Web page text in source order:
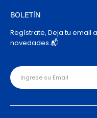
BOLETÍN
Regístrate, Deja tu email
novedades 📬